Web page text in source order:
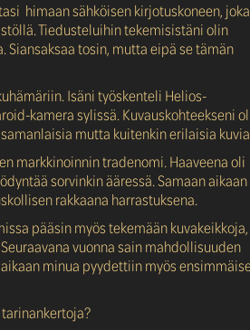
himaan sähköisen kirjotuskoneen, joka
Tiedusteluihin tekemisistäni olin
tosin, mutta eipä se tämän
Isäni työskenteli Helios-
kamera sylissä. Kuvauskohteekseni
mutta kuitenkin erilaisia
markkinoinnin tradenomi. Haaveena oli
sorvinkin ääressä. Samaan aikaan
rakkaana harrastuksena.
pääsin myös tekemään kuvakeikkoja,
vuonna sain mahdollisuuden
minua pyydettiin myös